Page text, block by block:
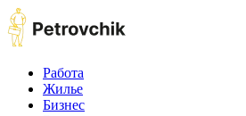
Работа
Жилье
Бизнес